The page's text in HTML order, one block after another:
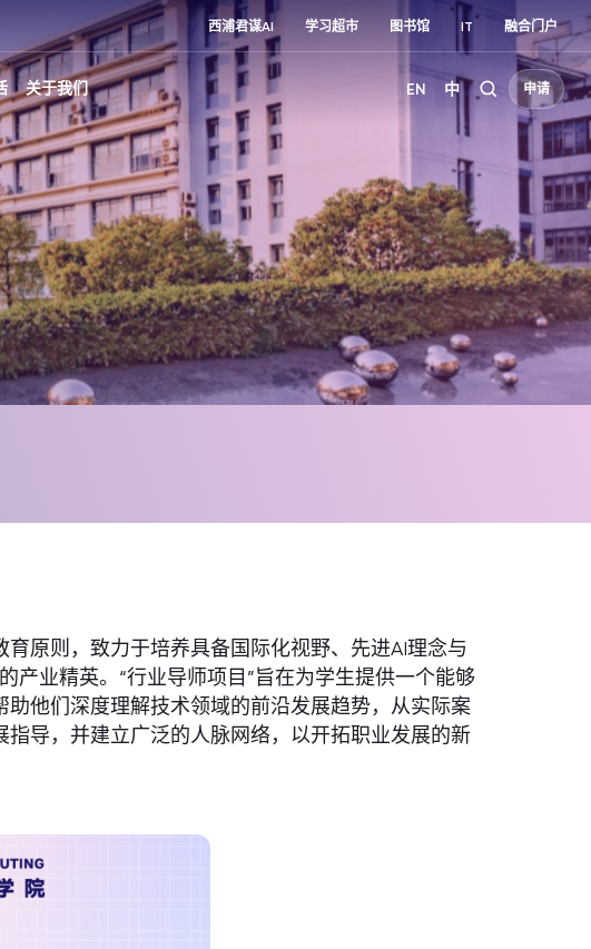
西浦君谋AI 学习超市 图书馆 IT 融合门户
关于我们 EN 中 申请
原则，致力于培养具备国际化视野、先进AI理念与
产业精英。“行业导师项目”旨在为学生提供一个能够
他们深度理解技术领域的前沿发展趋势，从实际案
导，并建立广泛的人脉网络，以开拓职业发展的新